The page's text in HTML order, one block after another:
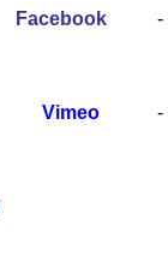
Facebook-
Vimeo -